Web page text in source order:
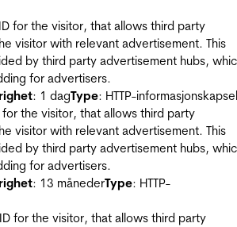
for the visitor, that allows third party
visitor with relevant advertisement. This
by third party advertisement hubs,
for advertisers.
: 1 dagType: HTTP-informasjonskapsel
for the visitor, that allows third party
visitor with relevant advertisement. This
by third party advertisement hubs,
for advertisers.
: 13 månederType: HTTP-
for the visitor, that allows third party